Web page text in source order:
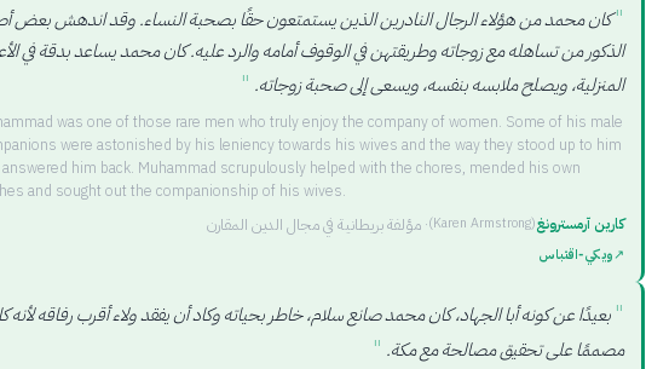
"كان محمد من هؤلاء الرجال النادرين الذين يستمتعون حقًا بصحبة النساء. وقد اندهش بعض
الذكور من تساهله مع زوجاته وطريقتهن في الوقوف أمامه والرد عليه. كان محمد يساعد بدقة في
المنزلية، ويصلح ملابسه بنفسه، ويسعى إلى صحبة زوجاته. "
was one of those rare men who truly enjoy the company of women. Some of his male
were astonished by his leniency towards his wives and the way they stood up to him
him back. Muhammad scrupulously helped with the chores, mended his own
and sought out the companionship of his wives.
كارين آرمسترونغ
(Karen Armstrong)
· مؤلفة بريطانية في مجال الدين المقارن
↗ويكي‑اقتباس
" بعيدًا عن كونه أبا الجهاد، كان محمد صانع سلام، خاطر بحياته وكاد أن يفقد ولاء أقرب رفاقه لأنه
مصممًا على تحقيق مصالحة مع مكة. "